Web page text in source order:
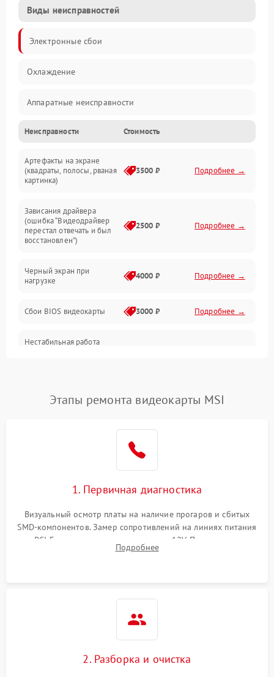
Виды неисправностей
Электронные сбои
Охлаждение
Аппаратные неисправности
Перегрев и термопроблемы
Видео
Интерфейсные и коммуникационные проблемы
Электропитание
ПО
Электронные компоненты
Общие поломки
Механические повреждения
Неисправности Стоимость
Артефакты на экране
(квадраты, полосы, рваная
картинка)
3500 ₽ Подробнее →
Зависания драйвера
(ошибка “Видеодрайвер
перестал отвечать и был
восстановлен”)
2500 ₽ Подробнее →
Черный экран при
нагрузке
4000 ₽ Подробнее →
Сбои BIOS видеокарты 3000 ₽ Подробнее →
Нестабильная работа
Этапы ремонта видеокарты MSI
1. Первичная диагностика
Визуальный осмотр платы на наличие прогаров и сбитых
SMD-компонентов. Замер сопротивлений на линиях питания
PCI-E и дополнительных разъемах 12V. Проверка на
короткое замыкание основных дросселей питания GPU и
Подробнее
2. Разборка и очистка